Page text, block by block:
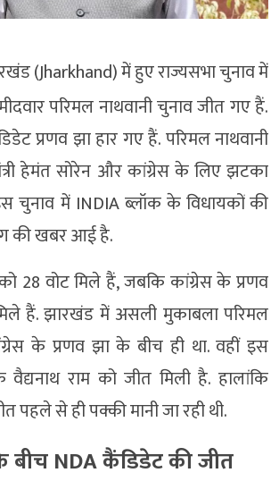
(Jharkhand) में हुए राज्यसभा चुनाव में
परिमल नाथवानी चुनाव जीत गए हैं.
प्रणव झा हार गए हैं. परिमल नाथवानी
हेमंत सोरेन और कांग्रेस के लिए झटका
चुनाव में INDIA ब्लॉक के विधायकों की
की खबर आई है.
28 वोट मिले हैं, जबकि कांग्रेस के प्रणव
हैं. झारखंड में असली मुकाबला परिमल
के प्रणव झा के बीच ही था. वहीं इस
राम को जीत मिली है. हालांकि
पहले से ही पक्की मानी जा रही थी.
बीच NDA कैंडिडेट की जीत